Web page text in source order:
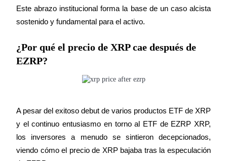
Este abrazo institucional forma la base de un caso alcista
sostenido y fundamental para el activo.
¿Por qué el precio de XRP cae después de
EZRP?
A pesar del exitoso debut de varios productos ETF de XRP
y el continuo entusiasmo en torno al ETF de EZRP XRP,
los inversores a menudo se sintieron decepcionados,
viendo cómo el precio de XRP bajaba tras la especulación